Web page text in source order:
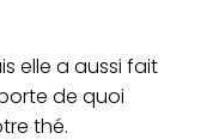
elle a aussi fait
de quoi
thé.